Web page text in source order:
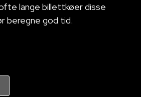
lange billettkøer disse
beregne god tid.